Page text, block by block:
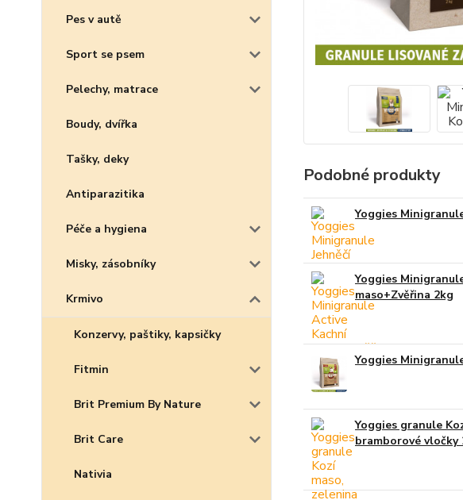
Pes v autě
Sport se psem
Pelechy, matrace
Boudy, dvířka
Tašky, deky
Antiparazitika
Péče a hygiena
Misky, zásobníky
Krmivo
Konzervy, paštiky, kapsičky
Fitmin
Brit Premium By Nature
Brit Care
Nativia
Podobné produkty
Yoggies
Yoggies
maso+Zvěřina 2kg
Yoggies
Yoggies granule
bramborové vločky